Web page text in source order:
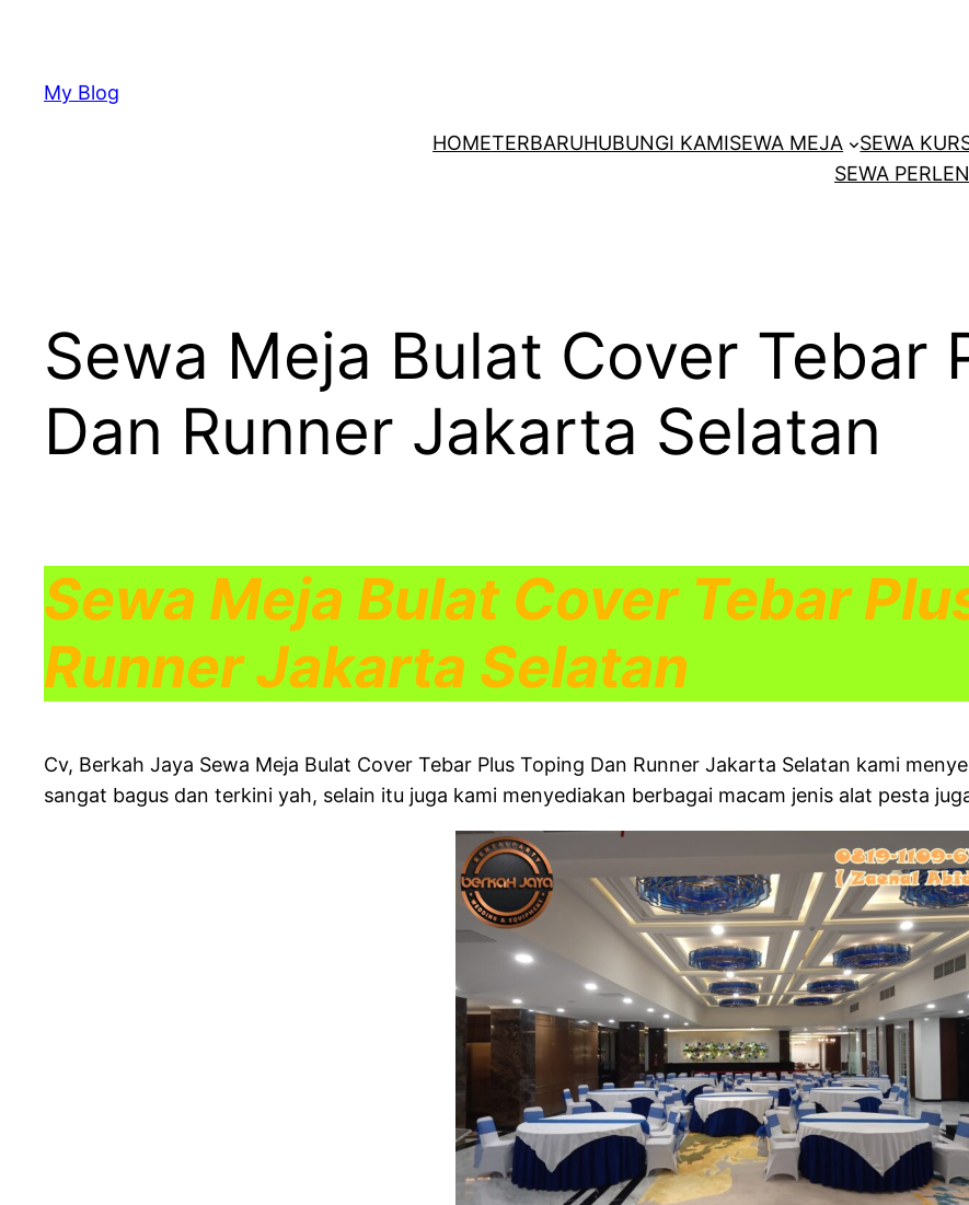
kontenMy Blog
HOMETERBARUHUBUNGI KAMISEWA MEJA SEWA
SEWA
Sewa Meja Bulat Cover Tebar
Dan Runner Jakarta Selatan
Sewa Meja Bulat Cover Tebar
Runner Jakarta Selatan
Cv, Berkah Jaya Sewa Meja Bulat Cover Tebar Plus Toping Dan Runner Jakarta Selatan kami
sangat bagus dan terkini yah, selain itu juga kami menyediakan berbagai macam jenis alat pesta